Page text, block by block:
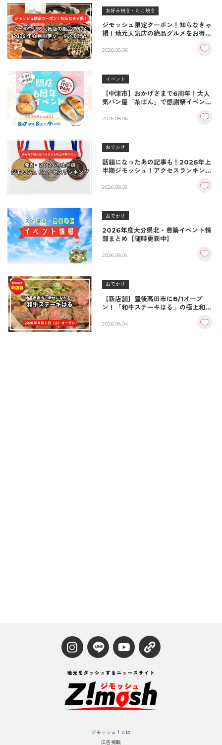
お好み焼き・たこ焼き
ジモッシュ限定クーポン！知らなきゃ
損！地元人気店の絶品グルメをお得に
2026.08.06
イベント
【中津市】おかげさまで6周年！大人
気パン屋「糸ぱん」で感謝祭イベント
♪（8/7〜8/9）
2026.08.06
おでかけ
話題になったあの記事も！2026年上
半期ジモッシュ！アクセスランキング
2026.08.05
おでかけ
2026年度大分県北・豊築イベント情
報まとめ【随時更新中】
2026.08.05
おでかけ
【新店舗】豊後高田市に8/1オープ
ン！「和牛ステーキはる」の極上和牛
2026.08.04
ジモッシュ！とは
広告掲載